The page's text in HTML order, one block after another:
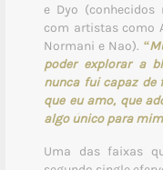
e Dyo (conhecidos
com artistas como
Normani e Nao).
poder explorar a
nunca fui capaz de
que eu amo, que
algo único para
Uma das faixas